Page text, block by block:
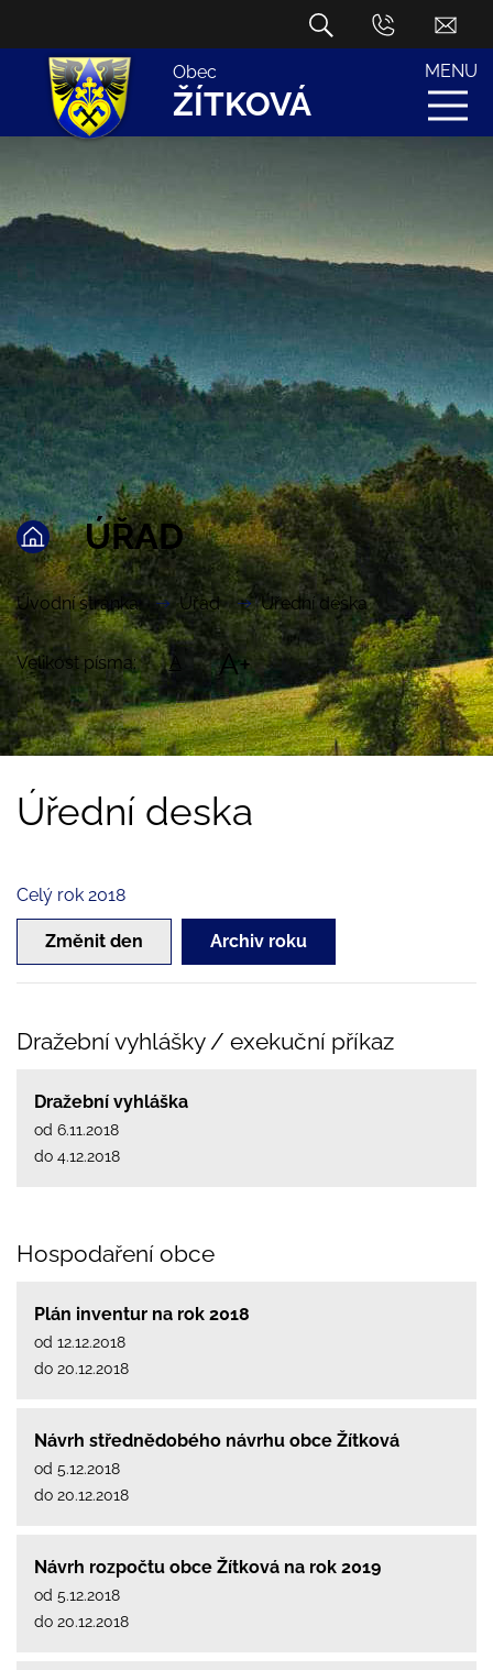
Obec
ŽÍTKOVÁ
MENU
ÚŘAD
Úvodní stránka Úřad Úřední deska
Velikost písma: A A+
Úřední deska
Celý rok 2018
Změnit den Archiv roku
Dražební vyhlášky / exekuční příkaz
Dražební vyhláška
od 6.11.2018
do 4.12.2018
Hospodaření obce
Plán inventur na rok 2018
od 12.12.2018
do 20.12.2018
Návrh střednědobého návrhu obce Žítková
od 5.12.2018
do 20.12.2018
Návrh rozpočtu obce Žítková na rok 2019
od 5.12.2018
do 20.12.2018